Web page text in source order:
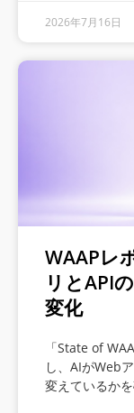
2026年7月16日
WAAPレ
リとAPI
変化
「State of
し、AIがWeb
変えているか